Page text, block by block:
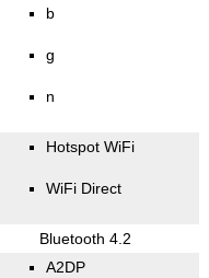
b
g
n
Hotspot WiFi
WiFi Direct
Bluetooth 4.2
A2DP